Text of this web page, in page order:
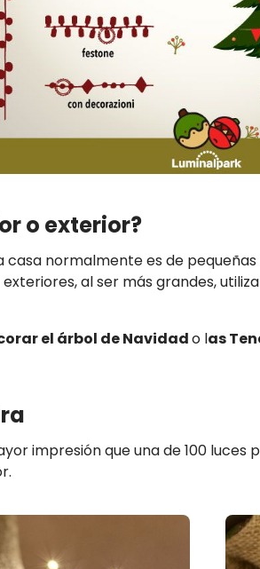
o exterior?
normalmente es de
al ser más grandes,
el árbol de Navidado las
impresión que una de 100